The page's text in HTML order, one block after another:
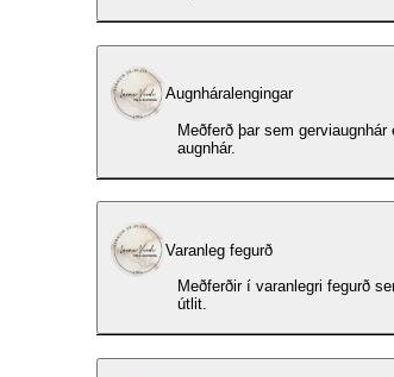
Augnháralengingar
Meðferð þar sem
augnhár.
Varanleg fegurð
Meðferðir í varanlegri fegurð
útlit.